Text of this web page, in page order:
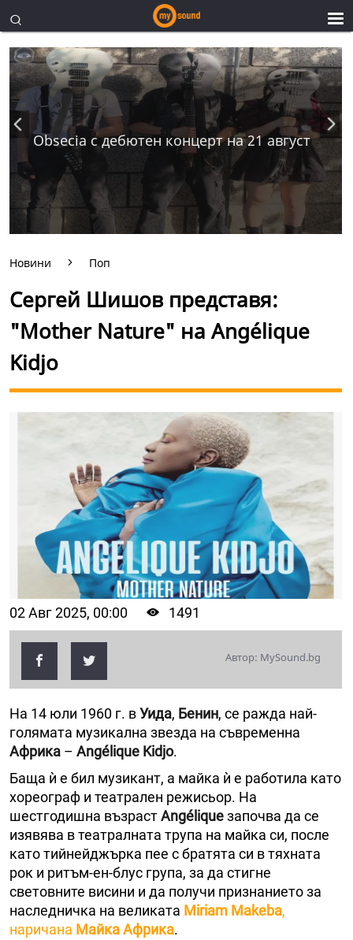
Obsecia с дебютен концерт на 21 август
Новини Поп
Сергей Шишов представя:
"Mother Nature" на Angélique
Kidjo
02 Авг 2025, 00:00 1491
Автор: MySound.bg
На 14 юли 1960 г. вУида, Бенин, се ражда най-
голямата музикална звезда на съвременна
Африка – Angélique Kidjo.
Баща ѝ е бил музикант, а майка ѝ е работила като
хореограф и театрален режисьор. На
шестгодишна възрастAngéliqueзапочва да се
изявява в театралната трупа на майка си, после
като тийнейджърка пее с братята си в тяхната
рок и ритъм-ен-блус група, за да стигне
световните висини и да получи признанието за
наследничка на великата Miriam Makeba,
наричана Майка Африка.